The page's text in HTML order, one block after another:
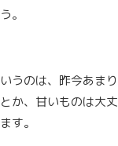
。
うのは、昨今あま
か、甘いものは大
す。